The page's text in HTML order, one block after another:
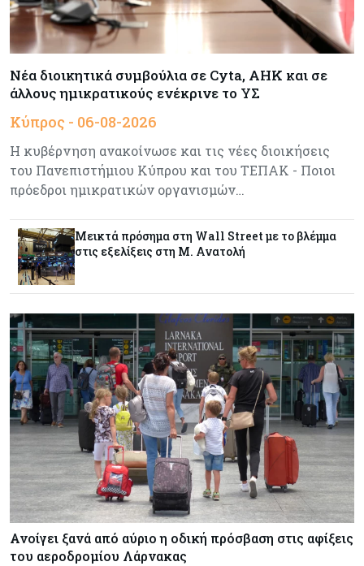
εισαγωγής της OpenAI
Κύπρος 06-08-2026
Καύσιμα και στέγαση κράτησαν τον πληθωρισμό
στο 2,9%
06-08-2026
Δήμος Λευκωσίας: Νέα εποχή για το Παλιό ΓΣΠ
– Ολοκληρώθηκε η διαδικασία ανάθεσης των
υποστατικών
Κύπρος 06-08-2026
Ούτε άσπρος ούτε μαύρος καπνός για
δόση εντός ‘26
Ενέργεια 06-08-2026
Τσαρλς Έλληνας για GSI: «Καταντήσαμε να
είμαστε θεατές» - Πώς η Meridiam αλλάζει τα
δεδομένα
Crypto 06-08-2026
Crypto: Πώς οι απατεώνες εκμεταλλεύονται τις
αλλαγές της ευρωπαϊκής νομοθεσίας
Κόσμος 06-08-2026
Ο 24χρονος «Νοστράδαμος» της AI είχε δίκαιο
για όλα. Κι όμως έχασε (σχεδόν) τα πάντα
Νέα διοικητικά συμβούλια σε Cyta, AHK και σε
άλλους ημικρατικούς ενέκρινε το ΥΣ
Κύπρος - 06-08-2026
Η κυβέρνηση ανακοίνωσε και τις νέες διοικήσεις
του Πανεπιστήμιου Κύπρου και του ΤΕΠΑΚ - Ποιοι
πρόεδροι ημικρατικών οργανισμών…
Μεικτά πρόσημα στη Wall Street με το βλέμμα
στις εξελίξεις στη Μ. Ανατολή
Ανοίγει ξανά από αύριο η οδική πρόσβαση στις αφίξεις
του αεροδρομίου Λάρνακας